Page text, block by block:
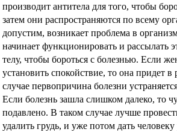
производит антитела для того, чтобы
затем они распространяются по всему
допустим, возникает проблема в
начинает функционировать и рассылать
телу, чтобы бороться с болезнью. Если
установить спокойствие, то она придет в
случае первопричина болезни
Если болезнь зашла слишком далеко, то
подавлено. В таком случае лучше
удалить грудь, и уже потом дать